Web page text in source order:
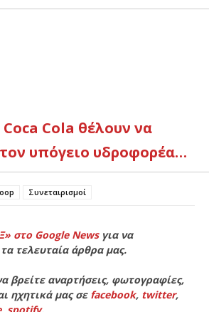
Cola θέλουν να
υπόγειο υδροφορέα…
Συνεταιρισμοί
στο Google Newsγια να
τελευταία άρθρα μας.
βρείτε αναρτήσεις, φωτογραφίες,
ηχητικά μας σε facebook, twitter,